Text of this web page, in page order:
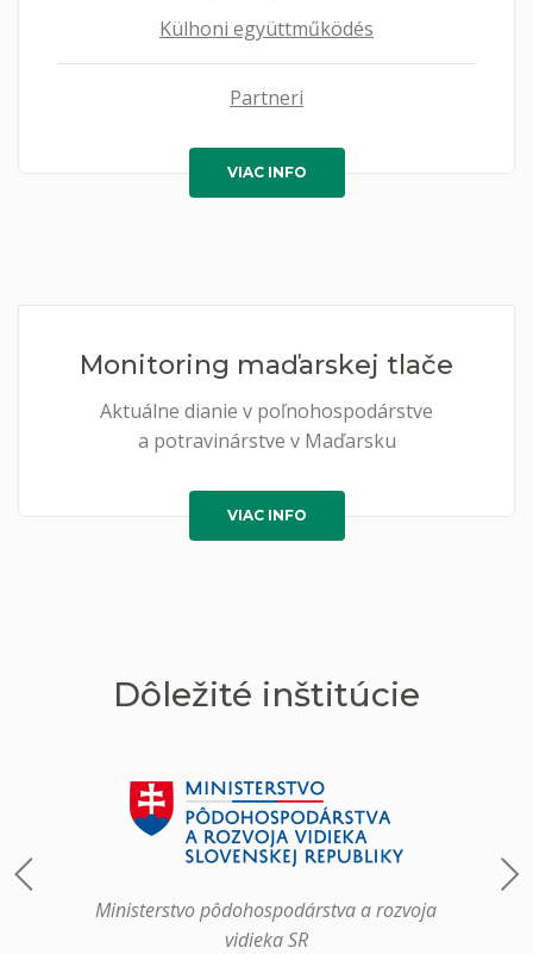
Külhoni együttműködés
Partneri
VIAC INFO
Monitoring maďarskej tlače
Aktuálne dianie v poľnohospodárstve
a potravinárstve v Maďarsku
VIAC INFO
Dôležité inštitúcie
Ministerstvo pôdohospodárstva a rozvoja
vidieka SR